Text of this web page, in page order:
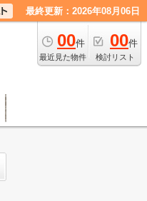
最終更新：2026年08月06日
00件
最近見た物件
00件
検討リスト